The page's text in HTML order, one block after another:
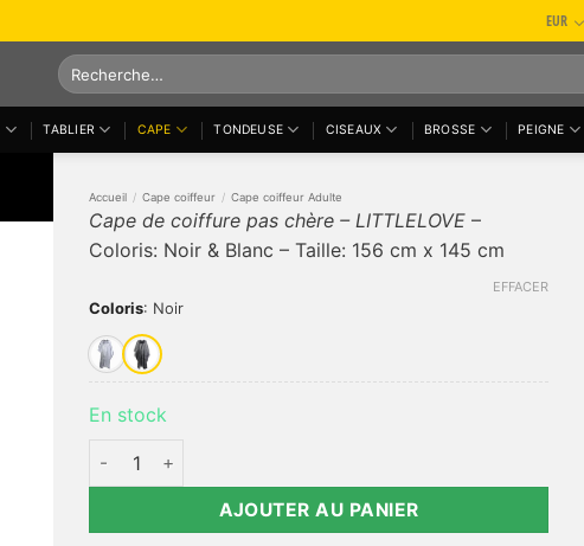
EUR
Recherche
pour :
TABLIER CAPE TONDEUSE CISEAUX BROSSE PEIGNE
Accueil / Cape coiffeur / Cape coiffeur Adulte
Cape de coiffure pas chère – LITTLELOVE –
Coloris: Noir & Blanc – Taille: 156 cm x 145 cm
Coloris: Noir
EFFACER
En stock
quantité de Cape de coiffure pas chère - LITTLELOVE
AJOUTER AU PANIER